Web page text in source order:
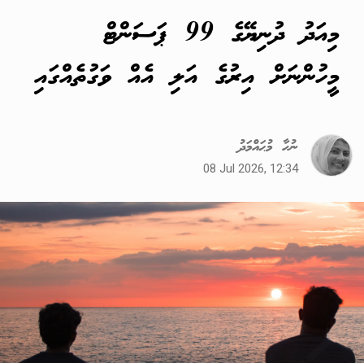
މިއަދު ދުނިޔޭގެ 99 ޕަސަންޓް
މީހުންނަށް އިރުގެ އަލި އެއް ވަގުތެއްގައި
ނުހާ މުޙައްމަދު
08 Jul 2026, 12:34